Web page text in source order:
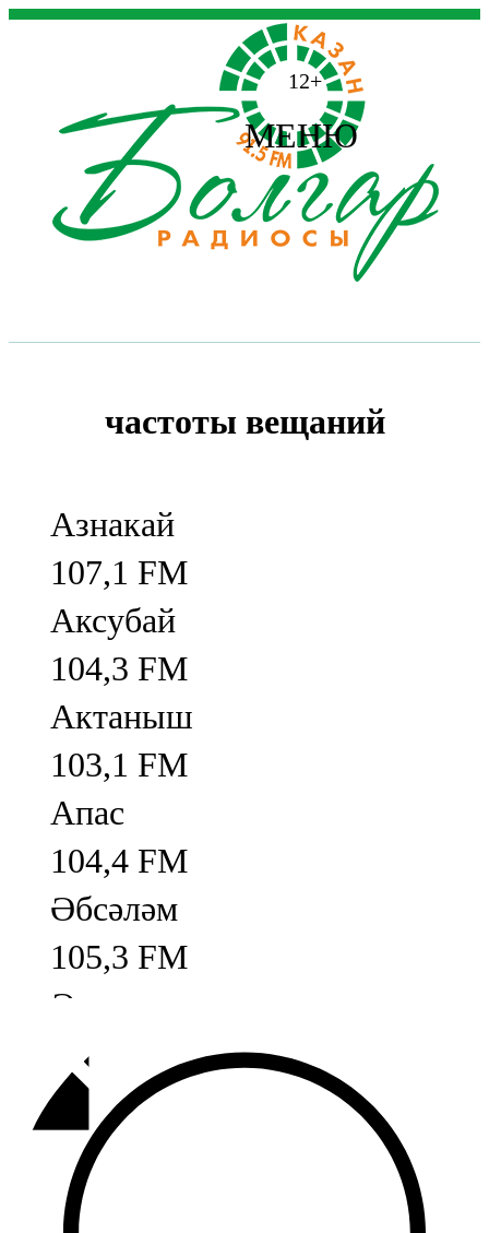
12+
МЕНЮ
частоты вещаний
Азнакай
107,1 FM
Аксубай
104,3 FM
Актаныш
103,1 FM
Апас
104,4 FM
Әбсәләм
105,3 FM
Әлмәт
92,9 FM
Базарлы матак
107,1 FM
Балык бистәсе